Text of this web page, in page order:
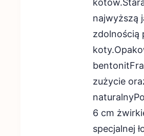
najwyższą
zdolnością
zużycie
6 cm
specjalnej